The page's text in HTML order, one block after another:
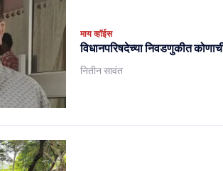
माय व्हॉईस
विधानपरिषदेच्या निवडणुकीत
नितीन सावंत